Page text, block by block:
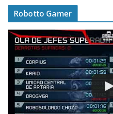
Robotto Gamer